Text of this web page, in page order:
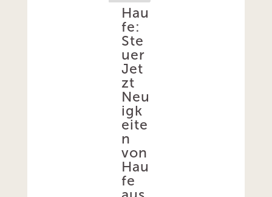
Hau
fe:
Ste
uer
Jet
zt
Neu
igk
eite
n
von
Hau
fe